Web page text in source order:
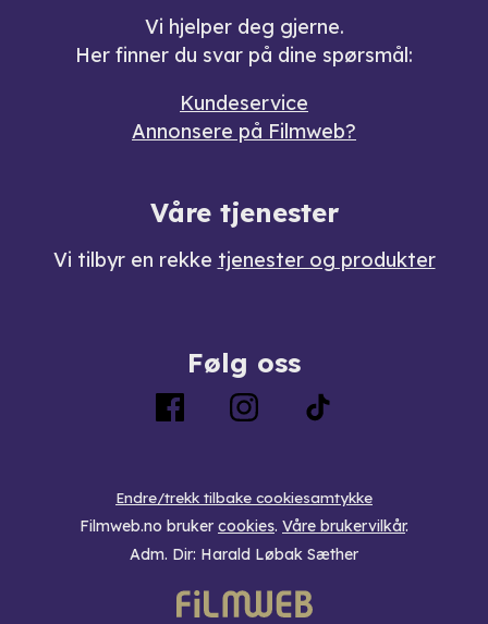
Vi hjelper deg gjerne.
Her finner du svar på dine spørsmål:
Kundeservice
Annonsere på Filmweb?
Våre tjenester
Vi tilbyr en rekke tjenester og produkter
Følg oss
Endre/trekk tilbake cookiesamtykke
Filmweb.no bruker cookies. Våre brukervilkår.
Adm. Dir: Harald Løbak Sæther